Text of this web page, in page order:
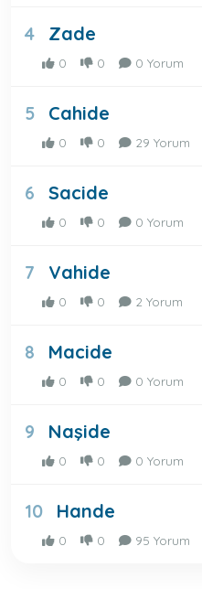
4 Zade
0 0 0 Yorum
5 Cahide
0 0 29 Yorum
6 Sacide
0 0 0 Yorum
7 Vahide
0 0 2 Yorum
8 Macide
0 0 0 Yorum
9 Naşide
0 0 0 Yorum
10 Hande
0 0 95 Yorum